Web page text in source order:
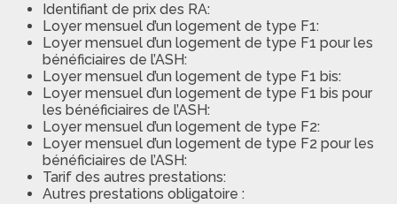
Identifiant de prix des RA:
Loyer mensuel d’un logement de type F1:
Loyer mensuel d’un logement de type F1 pour les
bénéficiaires de l’ASH:
Loyer mensuel d’un logement de type F1 bis:
Loyer mensuel d’un logement de type F1 bis pour
les bénéficiaires de l’ASH:
Loyer mensuel d’un logement de type F2:
Loyer mensuel d’un logement de type F2 pour les
bénéficiaires de l’ASH:
Tarif des autres prestations:
Autres prestations obligatoire :